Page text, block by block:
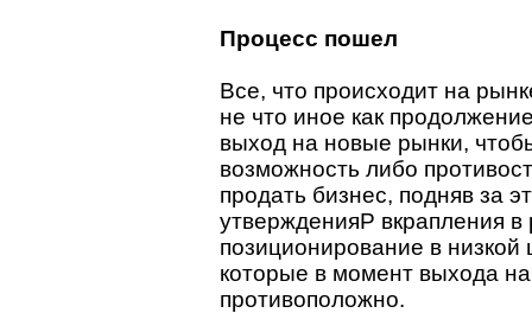
Процесс пошел
Все, что происходит на
не что иное как
выход на новые рынки,
возможность либо
продать бизнес, подняв за
утвержденияP вкрапления
позиционирование в низкой
которые в момент выхода
противоположно.